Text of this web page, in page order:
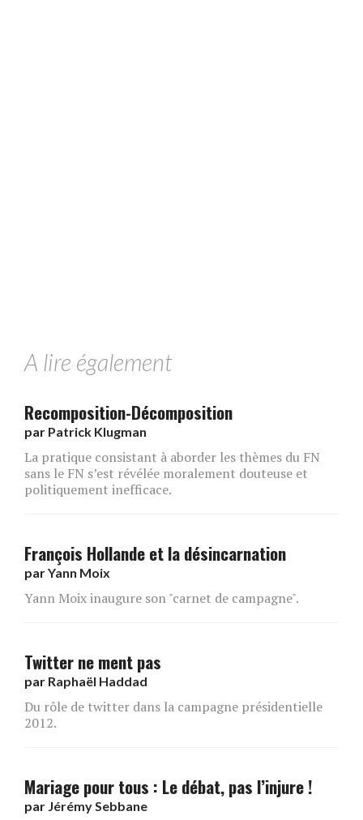
A lire également
Recomposition-Décomposition
par Patrick Klugman
La pratique consistant à aborder les thèmes du FN
sans le FN s’est révélée moralement douteuse et
politiquement inefficace.
François Hollande et la désincarnation
parYann Moix
Yann Moix inaugure son "carnet de campagne".
Twitter ne ment pas
par Raphaël Haddad
Du rôle de twitter dans la campagne présidentielle
2012.
Mariage pour tous : Le débat, pas l’injure !
par Jérémy Sebbane